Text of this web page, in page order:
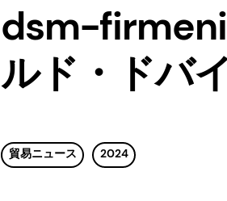
dsm-
ルド・ドバ
貿易ニュース 2024